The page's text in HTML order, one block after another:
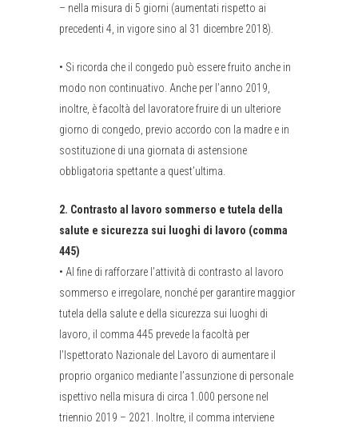
– nella misura di 5 giorni (aumentati rispetto ai
precedenti 4, in vigore sino al 31 dicembre 2018).
• Si ricorda che il congedo può essere fruito anche in
modo non continuativo. Anche per l’anno 2019,
inoltre, è facoltà del lavoratore fruire di un ulteriore
giorno di congedo, previo accordo con la madre e in
sostituzione di una giornata di astensione
obbligatoria spettante a quest’ultima.
2. Contrasto al lavoro sommerso e tutela della
salute e sicurezza sui luoghi di lavoro (comma
445)
• Al fine di rafforzare l’attività di contrasto al lavoro
sommerso e irregolare, nonché per garantire maggior
tutela della salute e della sicurezza sui luoghi di
lavoro, il comma 445 prevede la facoltà per
l’Ispettorato Nazionale del Lavoro di aumentare il
proprio organico mediante l’assunzione di personale
ispettivo nella misura di circa 1.000 persone nel
triennio 2019 – 2021. Inoltre, il comma interviene